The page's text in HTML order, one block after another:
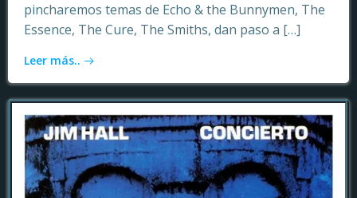
pincharemos temas de Echo & the Bunnymen, The
Essence, The Cure, The Smiths, dan paso a […]
Leer más..